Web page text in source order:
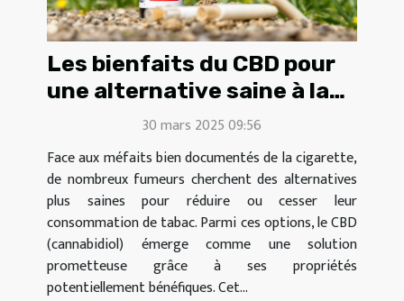
Les bienfaits du CBD pour
une alternative saine à la
cigarette30 mars 2025 09:56
Face aux méfaits bien documentés de la cigarette,
de nombreux fumeurs cherchent des alternatives
plus saines pour réduire ou cesser leur
consommation de tabac. Parmi ces options, le CBD
(cannabidiol) émerge comme une solution
prometteuse grâce à ses propriétés
potentiellement bénéfiques. Cet...